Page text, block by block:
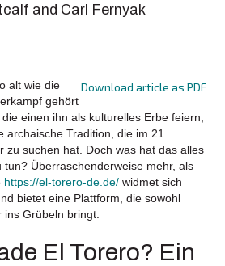
and Carl Fernyak
Download article as PDF
alt wie die
gehört
einen ihn als kulturelles Erbe feiern,
Tradition, die im 21.
zu suchen hat. Doch was hat das alles
tun? Überraschenderweise mehr, als
https://el-torero-de.de/ widmet sich
bietet eine Plattform, die sowohl
Grübeln bringt.
El Torero? Ein